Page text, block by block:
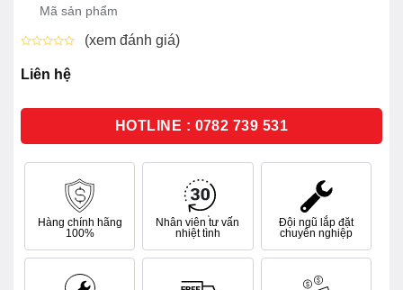
Mã sản phẩm
xếp
hạng
sao
(xem đánh giá)
Liên hệ
HOTLINE : 0782 739 531
Hàng chính hãng
100%
Nhân viên tư vấn
nhiệt tình
Đội ngũ lắp đặt
chuyên nghiệp